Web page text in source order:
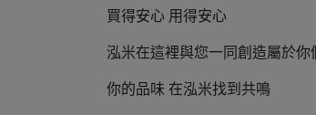
買得安心 用得安心
泓米在這裡與您一同創造屬於你
你的品味 在泓米找到共鳴